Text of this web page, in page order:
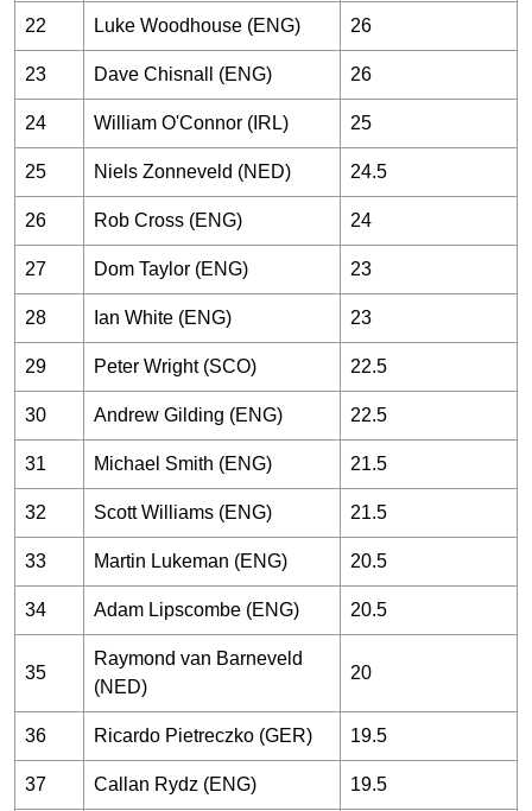
22 Luke Woodhouse (ENG) 26
23 Dave Chisnall (ENG) 26
24 William O'Connor (IRL) 25
25 Niels Zonneveld (NED) 24.5
26 Rob Cross (ENG) 24
27 Dom Taylor (ENG) 23
28 Ian White (ENG) 23
29 Peter Wright (SCO) 22.5
30 Andrew Gilding (ENG) 22.5
31 Michael Smith (ENG) 21.5
32 Scott Williams (ENG) 21.5
33 Martin Lukeman (ENG) 20.5
34 Adam Lipscombe (ENG) 20.5
35
Raymond van Barneveld
(NED)
20
36 Ricardo Pietreczko (GER) 19.5
37 Callan Rydz (ENG) 19.5